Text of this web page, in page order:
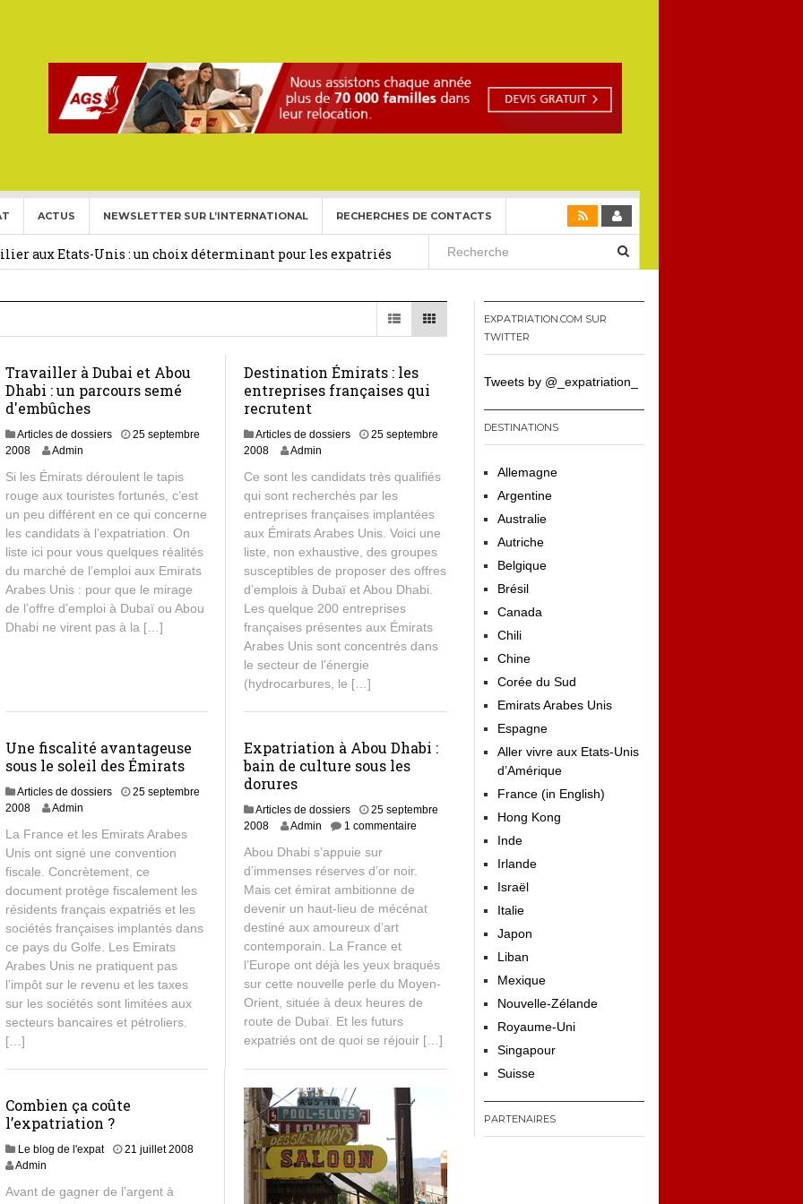
ACTUS NEWSLETTER SUR L’INTERNATIONAL RECHERCHES DE CONTACTS
aux Etats Unis pour l’année 2026-2027. 27 février 2026
aux Etats-Unis : un choix déterminant pour les expatriés
Expatriés
Card)
2 novembre 2024
Travailler à Dubai et Abou
Dhabi : un parcours semé
d'embûches
Articles de dossiers
25 septembre
20088
u
i
l
l
e
2
0
1
3
Admin
Si les Émirats déroulent le tapis
rouge aux touristes fortunés, c’est
un peu différent en ce qui concerne
les candidats à l’expatriation. On
liste ici pour vous quelques réalités
du marché de l’emploi aux Emirats
Arabes Unis : pour que le mirage
de l’offre d’emploi à Dubaï ou Abou
Dhabi ne virent pas à la […]
Destination Émirats : les
entreprises françaises qui
recrutent
Articles de dossiers
25 septembre
20088
u
i
l
l
2
0
1
3
Admin
Ce sont les candidats très qualifiés
qui sont recherchés par les
entreprises françaises implantées
aux Émirats Arabes Unis. Voici une
liste, non exhaustive, des groupes
susceptibles de proposer des offres
d’emplois à Dubaï et Abou Dhabi.
Les quelque 200 entreprises
françaises présentes aux Émirats
Arabes Unis sont concentrés dans
le secteur de l’énergie
(hydrocarbures, le […]
Une fiscalité avantageuse
sous le soleil des Émirats
Articles de dossiers
25 septembre
20088
u
i
l
l
e
2
0
1
3
Admin
La France et les Emirats Arabes
Unis ont signé une convention
fiscale. Concrètement, ce
document protège fiscalement les
résidents français expatriés et les
sociétés françaises implantés dans
ce pays du Golfe. Les Emirats
Arabes Unis ne pratiquent pas
l’impôt sur le revenu et les taxes
sur les sociétés sont limitées aux
secteurs bancaires et pétroliers.
[…]
Expatriation à Abou Dhabi :
bain de culture sous les
dorures
Articles de dossiers
25 septembre
20088
u
i
l
l
e
2
0
1
3
Admin 1 commentaire
Abou Dhabi s’appuie sur
d’immenses réserves d’or noir.
Mais cet émirat ambitionne de
devenir un haut-lieu de mécénat
destiné aux amoureux d’art
contemporain. La France et
l’Europe ont déjà les yeux braqués
sur cette nouvelle perle du Moyen-
Orient, située à deux heures de
route de Dubaï. Et les futurs
expatriés ont de quoi se réjouir […]
Combien ça coûte
l’expatriation ?
Le blog de l'expat
21 juillet 2008
Admin
Avant de gagner de l’argent à
EXPATRIATION.COM SUR
TWITTER
Tweets by @_expatriation_
DESTINATIONS
Allemagne
Argentine
Australie
Autriche
Belgique
Brésil
Canada
Chili
Chine
Corée du Sud
Emirats Arabes Unis
Espagne
Aller vivre aux Etats-Unis
d’Amérique
France (in English)
Hong Kong
Inde
Irlande
Israël
Italie
Japon
Liban
Mexique
Nouvelle-Zélande
Royaume-Uni
Singapour
Suisse
PARTENAIRES